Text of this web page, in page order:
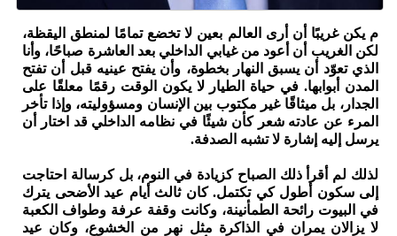
م يكن غريبًا أن أرى العالم بعين لا تخضع تمامًا لمنطق اليقظة،
لكن الغريب أن أعود من غيابي الداخلي بعد العاشرة صباحًا، وأنا
الذي تعوّد أن يسبق النهار بخطوة، وأن يفتح عينيه قبل أن تفتح
المدن أبوابها. في حياة الطيار لا يكون الوقت رقمًا معلقًا على
الجدار، بل ميثاقًا غير مكتوب بين الإنسان ومسؤوليته، وإذا تأخر
المرء عن عادته شعر كأن شيئًا في نظامه الداخلي قد اختار أن
يرسل إليه إشارة لا تشبه الصدفة.
لذلك لم أقرأ ذلك الصباح كزيادة في النوم، بل كرسالة احتاجت
إلى سكون أطول كي تكتمل. كان ثالث أيام عيد الأضحى يترك
في البيوت رائحة الطمأنينة، وكانت وقفة عرفة وطواف الكعبة
لا يزالان يمران في الذاكرة مثل نهر من الخشوع، وكان عيد